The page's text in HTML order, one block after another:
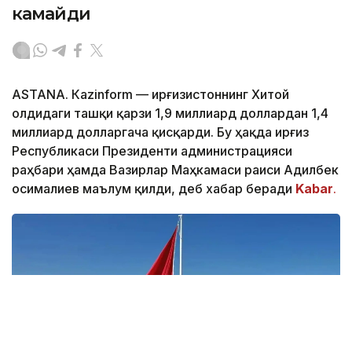
камайди
ASTANА. Кazinform — Қирғизистоннинг Хитой
олдидаги ташқи қарзи 1,9 миллиард доллардан 1,4
миллиард долларгача қисқарди. Бу ҳақда Қирғиз
Республикаси Президенти администрацияси
раҳбари ҳамда Вазирлар Маҳкамаси раиси Адилбек
Қосималиев маълум қилди, деб хабар беради Kabar.